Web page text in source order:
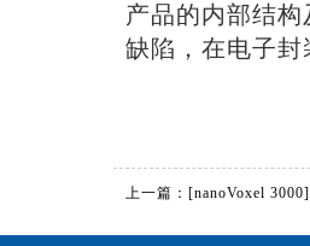
产品的内部结
缺陷，在电子
上一篇： [nanoVoxel 3000]